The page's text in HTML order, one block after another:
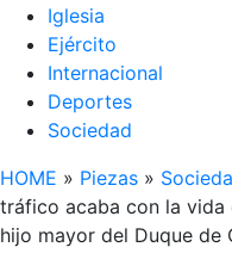
Iglesia
Ejército
Internacional
Deportes
Sociedad
HOME » Piezas »
tráfico acaba con la vida
hijo mayor del Duque de